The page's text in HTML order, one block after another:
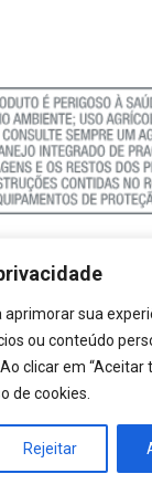
sua
ou conteúdo
clicar em “Aceitar
de cookies.
Rejeitar
do
explica Carmen
de Cookies
e Condições
| Todos os direitos